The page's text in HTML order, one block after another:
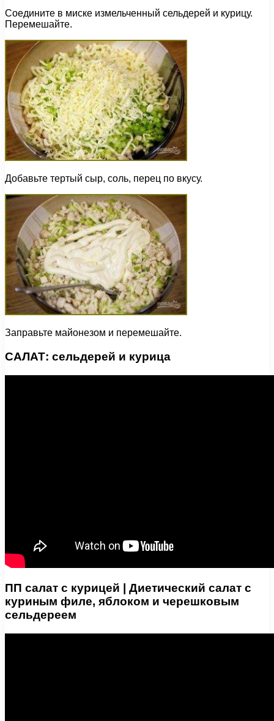
Соедините в миске измельченный сельдерей и курицу.
Перемешайте.
Добавьте тертый сыр, соль, перец по вкусу.
Заправьте майонезом и перемешайте.
САЛАТ: сельдерей и курица
ПП салат с курицей | Диетический салат с
куриным филе, яблоком и черешковым
сельдереем